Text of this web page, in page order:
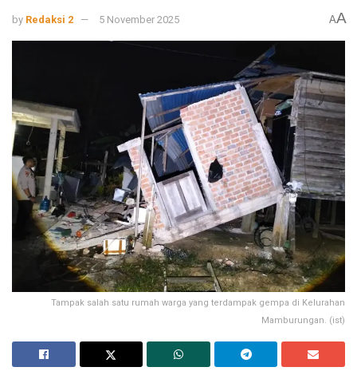
by Redaksi 2 5 November 2025 AA
Tampak salah satu rumah warga yang terdampak gempa di Kelurahan
Mamburungan. (ist)